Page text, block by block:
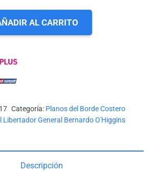
AL CARRITO
Categoría: Planos del Borde Costero
Libertador General Bernardo O'Higgins
Descripción